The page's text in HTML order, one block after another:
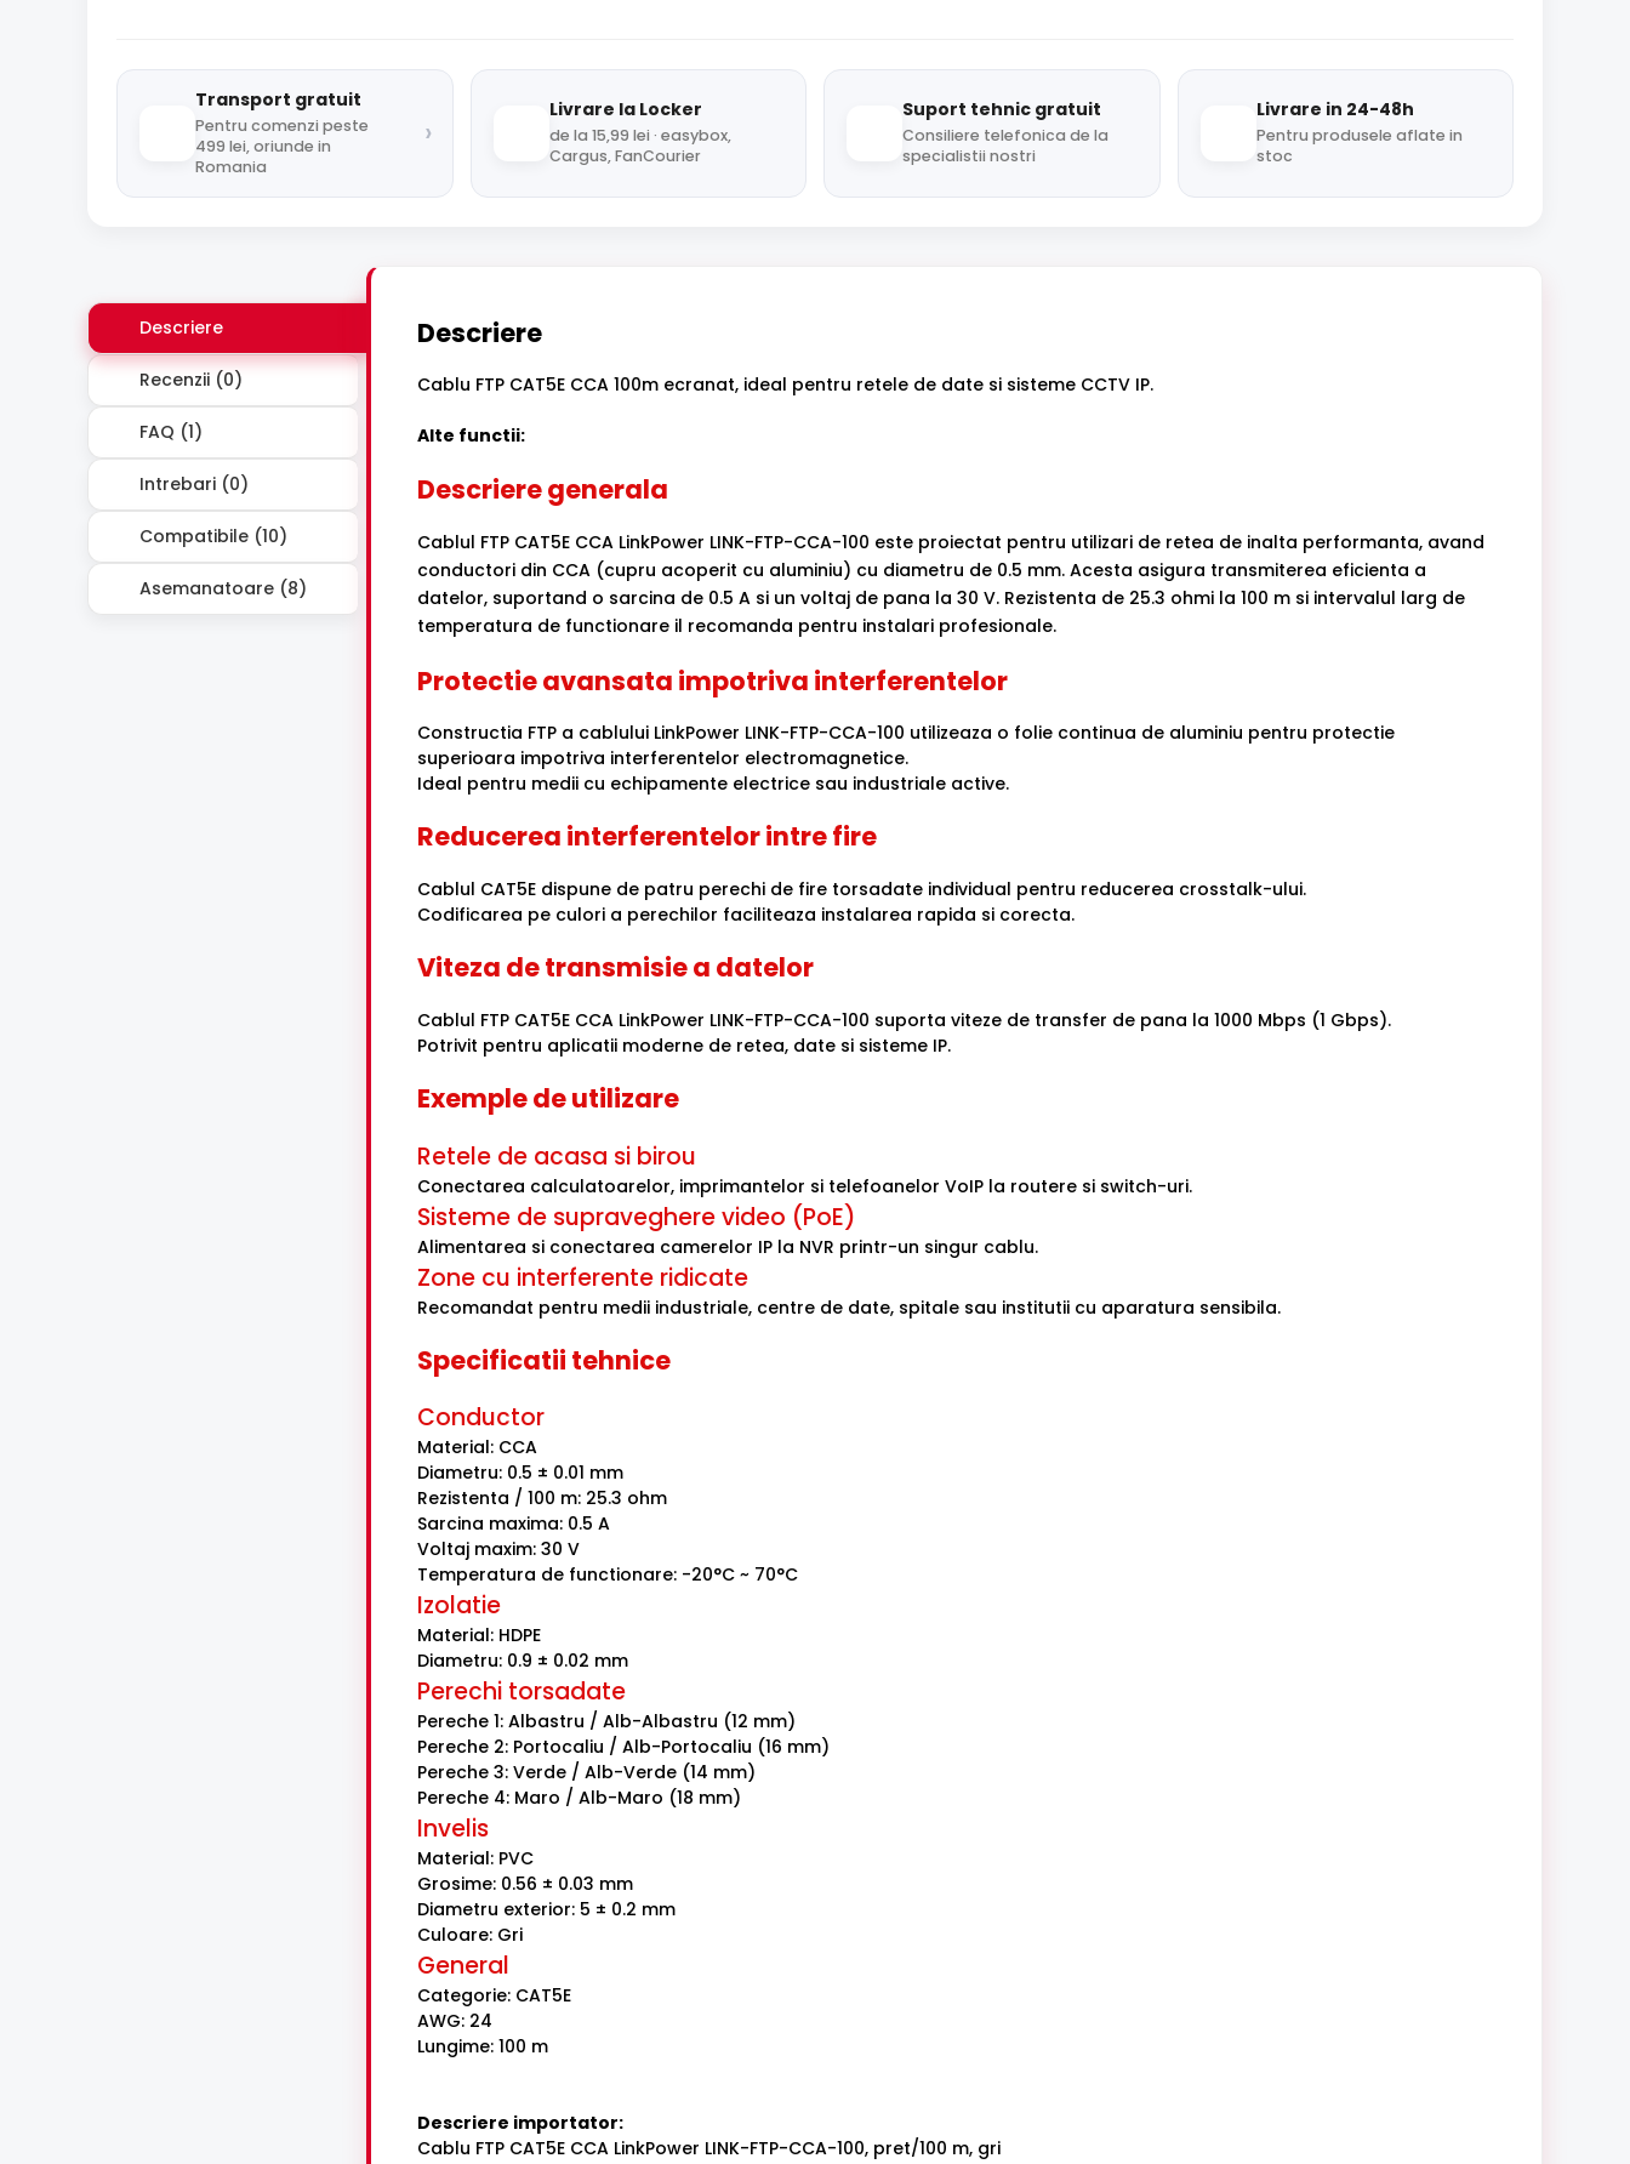
Transport gratuit
Pentru comenzi peste
499 lei, oriunde in
Romania
›
Livrare la Locker
de la 15,99 lei · easybox,
Cargus, FanCourier
Suport tehnic gratuit
Consiliere telefonica de la
specialistii nostri
Livrare in 24-48h
Pentru produsele aflate in
stoc
Descriere
Recenzii (0)
FAQ (1)
Intrebari (0)
Compatibile (10)
Asemanatoare (8)
Descriere
Cablu FTP CAT5E CCA 100m ecranat, ideal pentru retele de date si sisteme CCTV IP.
Alte functii:
Descriere generala
Cablul FTP CAT5E CCA LinkPower LINK-FTP-CCA-100 este proiectat pentru utilizari de retea de inalta performanta, avand
conductori din CCA (cupru acoperit cu aluminiu) cu diametru de 0.5 mm. Acesta asigura transmiterea eficienta a
datelor, suportand o sarcina de 0.5 A si un voltaj de pana la 30 V. Rezistenta de 25.3 ohmi la 100 m si intervalul larg de
temperatura de functionare il recomanda pentru instalari profesionale.
Protectie avansata impotriva interferentelor
Constructia FTP a cablului LinkPower LINK-FTP-CCA-100 utilizeaza o folie continua de aluminiu pentru protectie
superioara impotriva interferentelor electromagnetice.
Ideal pentru medii cu echipamente electrice sau industriale active.
Reducerea interferentelor intre fire
Cablul CAT5E dispune de patru perechi de fire torsadate individual pentru reducerea crosstalk-ului.
Codificarea pe culori a perechilor faciliteaza instalarea rapida si corecta.
Viteza de transmisie a datelor
Cablul FTP CAT5E CCA LinkPower LINK-FTP-CCA-100 suporta viteze de transfer de pana la 1000 Mbps (1 Gbps).
Potrivit pentru aplicatii moderne de retea, date si sisteme IP.
Exemple de utilizare
Retele de acasa si birou
Conectarea calculatoarelor, imprimantelor si telefoanelor VoIP la routere si switch-uri.
Sisteme de supraveghere video (PoE)
Alimentarea si conectarea camerelor IP la NVR printr-un singur cablu.
Zone cu interferente ridicate
Recomandat pentru medii industriale, centre de date, spitale sau institutii cu aparatura sensibila.
Specificatii tehnice
Conductor
Material: CCA
Diametru: 0.5 ± 0.01 mm
Rezistenta / 100 m: 25.3 ohm
Sarcina maxima: 0.5 A
Voltaj maxim: 30 V
Temperatura de functionare: -20°C ~ 70°C
Izolatie
Material: HDPE
Diametru: 0.9 ± 0.02 mm
Perechi torsadate
Pereche 1: Albastru / Alb-Albastru (12 mm)
Pereche 2: Portocaliu / Alb-Portocaliu (16 mm)
Pereche 3: Verde / Alb-Verde (14 mm)
Pereche 4: Maro / Alb-Maro (18 mm)
Invelis
Material: PVC
Grosime: 0.56 ± 0.03 mm
Diametru exterior: 5 ± 0.2 mm
Culoare: Gri
General
Categorie: CAT5E
AWG: 24
Lungime: 100 m
Descriere importator:
Cablu FTP CAT5E CCA LinkPower LINK-FTP-CCA-100, pret/100 m, gri